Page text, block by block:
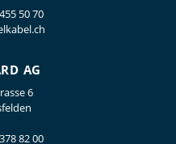
50 70
AG
6
82 00